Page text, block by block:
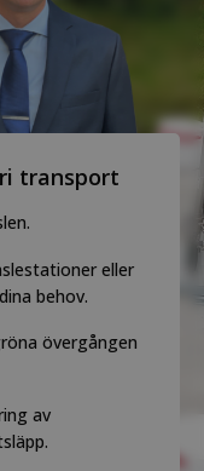
transport
eller
behov.
övergången
av